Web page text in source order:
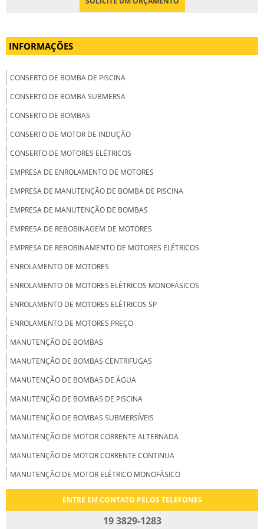
INFORMAÇÕES
CONSERTO DE BOMBA DE PISCINA
CONSERTO DE BOMBA SUBMERSA
CONSERTO DE BOMBAS
CONSERTO DE MOTOR DE INDUÇÃO
CONSERTO DE MOTORES ELÉTRICOS
EMPRESA DE ENROLAMENTO DE MOTORES
EMPRESA DE MANUTENÇÃO DE BOMBA DE PISCINA
EMPRESA DE MANUTENÇÃO DE BOMBAS
EMPRESA DE REBOBINAGEM DE MOTORES
EMPRESA DE REBOBINAMENTO DE MOTORES ELÉTRICOS
ENROLAMENTO DE MOTORES
ENROLAMENTO DE MOTORES ELÉTRICOS MONOFÁSICOS
ENROLAMENTO DE MOTORES ELÉTRICOS SP
ENROLAMENTO DE MOTORES PREÇO
MANUTENÇÃO DE BOMBAS
MANUTENÇÃO DE BOMBAS CENTRIFUGAS
MANUTENÇÃO DE BOMBAS DE ÁGUA
MANUTENÇÃO DE BOMBAS DE PISCINA
MANUTENÇÃO DE BOMBAS SUBMERSÍVEIS
MANUTENÇÃO DE MOTOR CORRENTE ALTERNADA
MANUTENÇÃO DE MOTOR CORRENTE CONTINUA
MANUTENÇÃO DE MOTOR ELÉTRICO MONOFÁSICO
MANUTENÇÃO DE MOTORES CC
ENTRE EM CONTATO PELOS TELEFONES
19 3829-1283